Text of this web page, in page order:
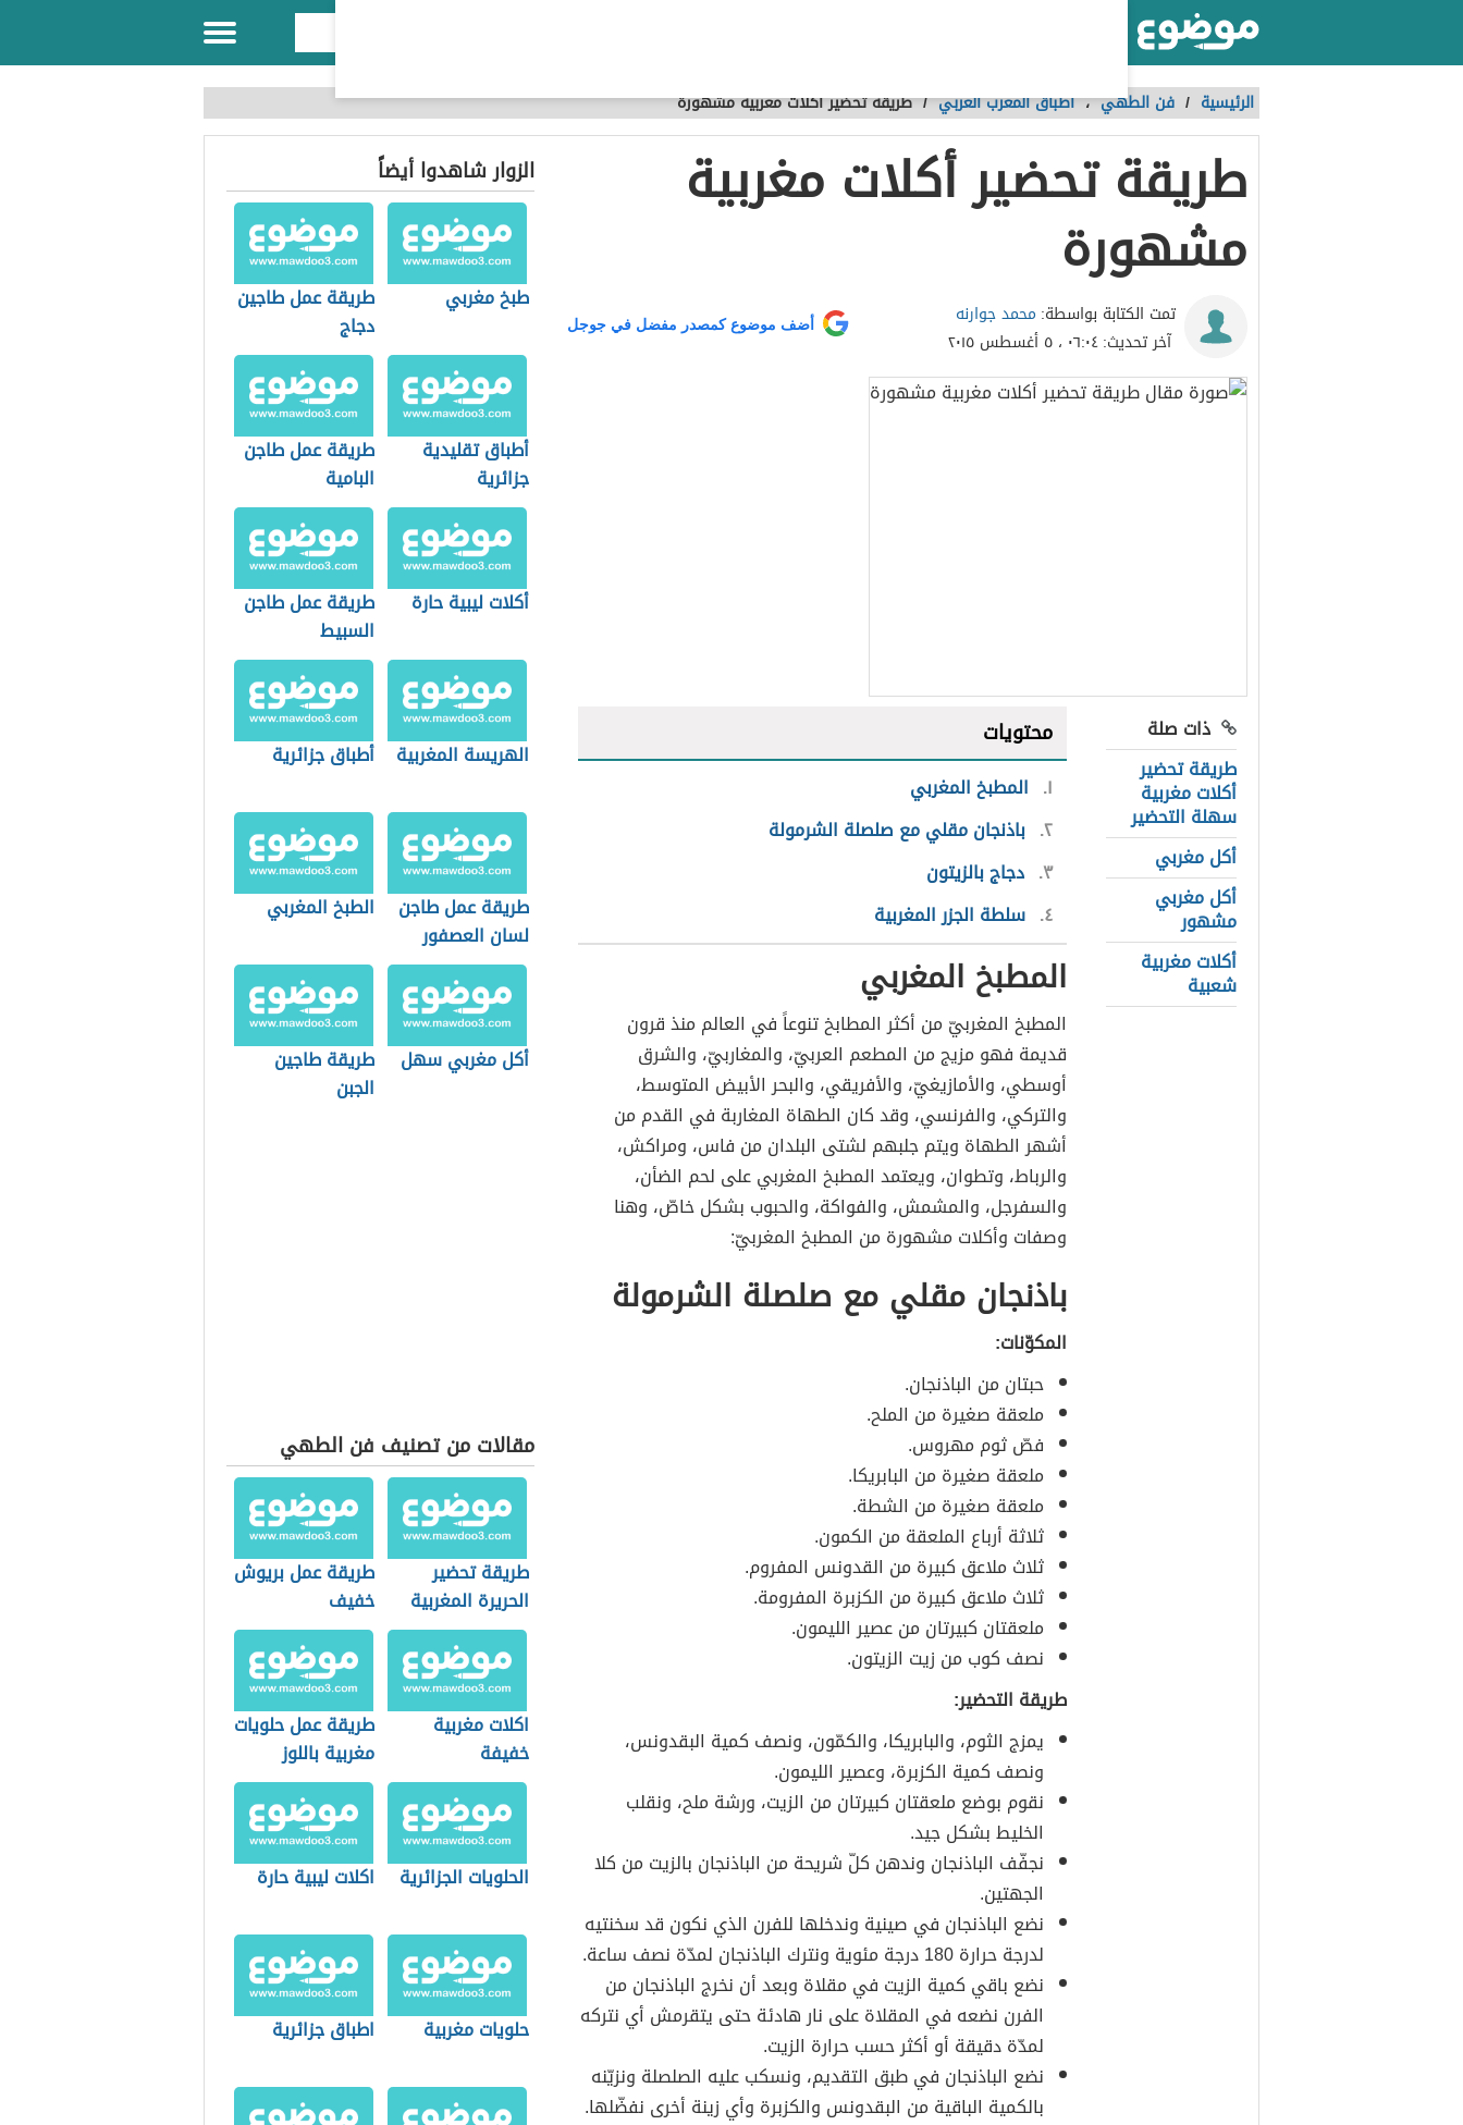
الرئيسية / فن الطهي،أطباق المغرب العربي /طريقة تحضير أكلات مغربية مشهورة
طريقة تحضير أكلات مغربية
مشهورة
تمت الكتابة بواسطة: محمد جوارنه
آخر تحديث:٠٦:٠٤ ، ٥ أغسطس ٢٠١٥
أضف موضوع كمصدر مفضل في جوجل
ذات صلة
طريقة تحضير
أكلات مغربية
سهلة التحضير
أكل مغربي
أكل مغربي
مشهور
أكلات مغربية
شعبية
محتويات
١ المطبخ المغربي
٢ باذنجان مقلي مع صلصلة الشرمولة
٣ دجاج بالزيتون
٤ سلطة الجزر المغربية
المطبخ المغربي
المطبخ المغربيّ من أكثر المطابخ تنوعاً في العالم منذ قرون
قديمة فهو مزيج من المطعم العربيّ، والمغاربيّ، والشرق
أوسطي، والأمازيغيّ، والأفريقي، والبحر الأبيض المتوسط،
والتركي، والفرنسي، وقد كان الطهاة المغاربة في القدم من
أشهر الطهاة ويتم جلبهم لشتى البلدان من فاس، ومراكش،
والرباط، وتطوان، ويعتمد المطبخ المغربي على لحم الضأن،
والسفرجل، والمشمش، والفواكة، والحبوب بشكل خاصّ، وهنا
وصفات وأكلات مشهورة من المطبخ المغربيّ:
باذنجان مقلي مع صلصلة الشرمولة
المكوّنات:
حبتان من الباذنجان.
ملعقة صغيرة من الملح.
فصّ ثوم مهروس.
ملعقة صغيرة من البابريكا.
ملعقة صغيرة من الشطة.
ثلاثة أرباع الملعقة من الكمون.
ثلاث ملاعق كبيرة من القدونس المفروم.
ثلاث ملاعق كبيرة من الكزبرة المفرومة.
ملعقتان كبيرتان من عصير الليمون.
نصف كوب من زيت الزيتون.
طريقة التحضير:
يمزج الثوم، والبابريكا، والكمّون، ونصف كمية البقدونس،
ونصف كمية الكزبرة، وعصير الليمون.
نقوم بوضع ملعقتان كبيرتان من الزيت، ورشة ملح، ونقلب
الخليط بشكل جيد.
نجفّف الباذنجان وندهن كلّ شريحة من الباذنجان بالزيت من كلا
الجهتين.
نضع الباذنجان في صينية وندخلها للفرن الذي نكون قد سخنتيه
لدرجة حرارة 180 درجة مئوية ونترك الباذنجان لمدّة نصف ساعة.
نضع باقي كمية الزيت في مقلاة وبعد أن نخرج الباذنجان من
الفرن نضعه في المقلاة على نار هادئة حتى يتقرمش أي نتركه
لمدّة دقيقة أو أكثر حسب حرارة الزيت.
نضع الباذنجان في طبق التقديم، ونسكب عليه الصلصلة ونزيّنه
بالكمية الباقية من البقدونس والكزبرة وأي زينة أخرى نفضّلها.
الزوار شاهدوا أيضاً
طبخ مغربي
طريقة عمل طاجين
دجاج
أطباق تقليدية
جزائرية
طريقة عمل طاجن
البامية
أكلات ليبية حارة
طريقة عمل طاجن
السبيط
الهريسة المغربية أطباق جزائرية
طريقة عمل طاجن
لسان العصفور
الطبخ المغربي
أكل مغربي سهل
طريقة طاجين
الجبن
مقالات من تصنيف فن الطهي
طريقة تحضير
الحريرة المغربية
طريقة عمل بريوش
خفيف
اكلات مغربية
خفيفة
طريقة عمل حلويات
مغربية باللوز
الحلويات الجزائرية اكلات ليبية حارة
حلويات مغربية اطباق جزائرية